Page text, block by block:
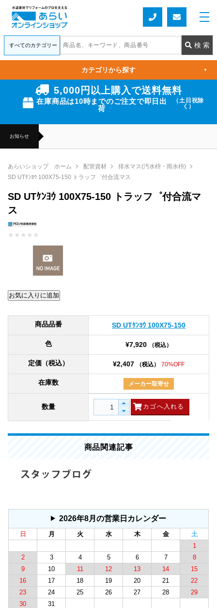
5,000円以上購入で送料無料
在庫商品は10時までのご注文で即日出
荷
（土日祝除
く）
お知らせ
カテゴリから探す ▼
あらいショップ ホーム 配管資材
排水マス(汚水枡・雨水枡)
SD UTｹﾝﾖｳ 100X75-150 トラッフ゜付合流マス
SD UTｹﾝﾖｳ 100X75-150 トラッフ゜付合流マ
ス
★ ★ ★ ★ ★
商品品番 SD UTｹﾝﾖｳ 100X75-150
色 ¥7,920 （税込）
定価（税込） ¥2,407 （税込） 70%OFF
在庫数 メーカー取寄せ
数量
商品関連記事
2026年8月の営業日カレンダー
日 月 火 水 木 金
土
1
2
3 4 5 6 7
8
9
10 11 12 13 14
15
16
17 18 19 20 21
22
23
24 25 26 27 28
29
30
31